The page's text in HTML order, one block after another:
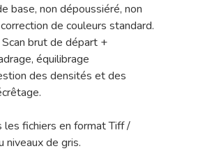
base, non dépoussiéré, non
de couleurs standard.
Scan brut de départ +
équilibrage
des densités et des
les fichiers en format Tiff /
niveaux de gris.